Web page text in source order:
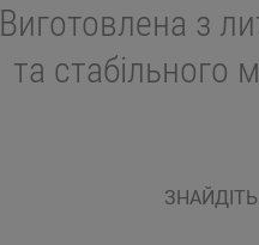
Виготовлена з
та стабільного